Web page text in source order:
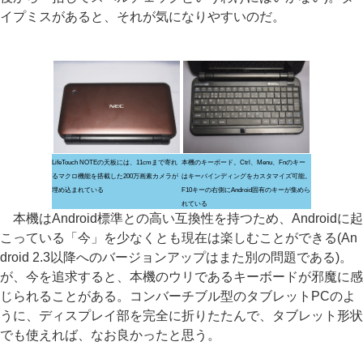
イプミスがあると、それが気になりやすいのだ。
LifeTouch NOTEの天板には、11cmまで寄れ
るマクロ機能を搭載した200万画素カメラが
埋め込まれている
本機のキーボード。Ctrl、Menu、Fnのキー
はキーバインディングをカスタマイズ可能。
F10キーの右側にAndroid固有のキーが集めら
れている
本機はAndroid標準との高い互換性を持つため、Androidに起
こっている「今」を少なくとも現在は楽しむことができる(An
droid 2.3以降へのバージョンアップはまた別の問題である)。
が、今を追求すると、本機のウリであるキーボードが邪魔に感
じられることがある。コンバーチブル型のタブレットPCのよ
うに、ディスプレイ部を完全に折りたたんで、タブレット形状
でも使えれば、なお良かったと思う。